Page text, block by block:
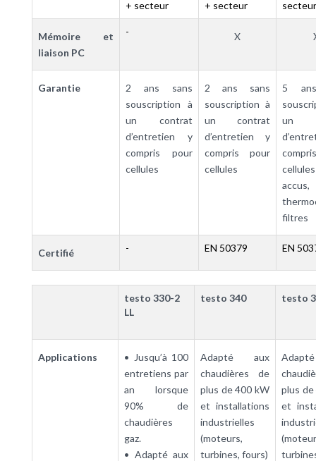
+ secteur
+ secteur
secteur
Mémoire et
liaison PC
- X
Garantie
2 ans sans
souscription à
un contrat
d’entretien y
compris pour
cellules
2 ans sans
souscription à
un contrat
d’entretien y
compris pour
cellules
5
un
accus,
filtres
Certifié - EN 50379 EN
testo 330-2
LL
testo 340 testo
Applications
• Jusqu’à 100
entretiens par
an lorsque
90% de
chaudières
gaz.
• Adapté aux
Adapté aux
chaudières de
plus de 400 kW
et installations
industrielles
(moteurs,
turbines, fours)
plus
et